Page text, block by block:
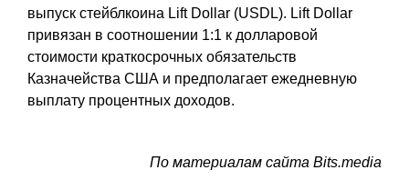
выпуск стейблкоина Lift Dollar (USDL). Lift Dollar
привязан в соотношении 1:1 к долларовой
стоимости краткосрочных обязательств
Казначейства США и предполагает ежедневную
выплату процентных доходов.
По материалам сайта Bits.media